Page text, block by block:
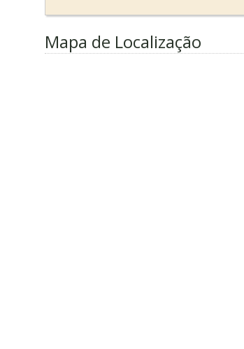
Mapa de Localização